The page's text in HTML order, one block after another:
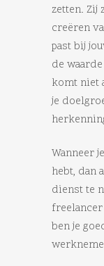
zetten. Zij
creëren
past bij
de
komt niet
je
Wanneer
hebt, dan
dienst te
ben je